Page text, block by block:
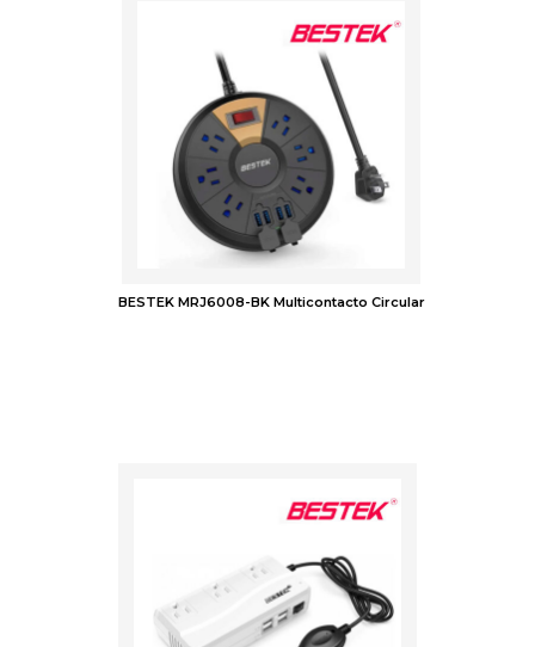
BESTEK MRJ6008-BK Multicontacto Circular